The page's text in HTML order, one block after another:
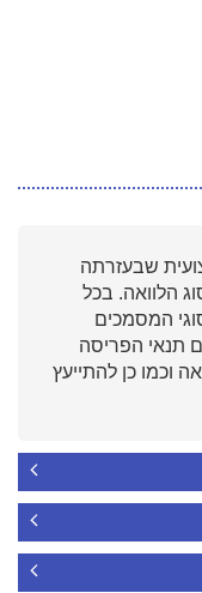
שבעזרתה
הלוואה. בכל
המסמכים
תנאי הפריסה
וכמו כן להתייעץ